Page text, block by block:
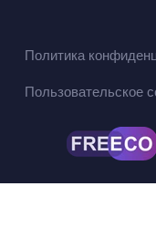
Политика
Пользовательское